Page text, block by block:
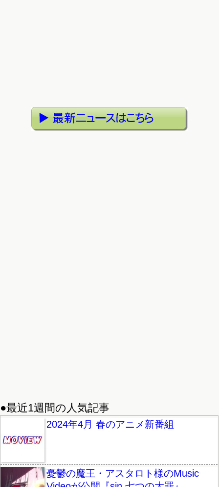
●最近1週間の人気記事
2024年4月 春のアニメ新番組
憂鬱の魔王・アスタロト様のMusic